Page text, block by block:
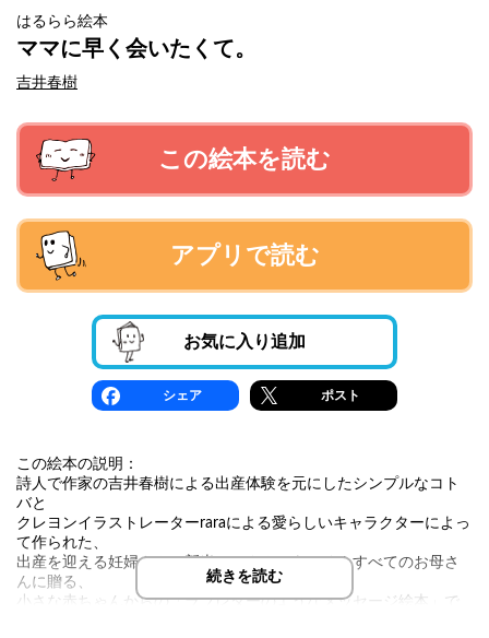
はるらら絵本
ママに早く会いたくて。
吉井春樹
この絵本を読む
アプリで読む
お気に入り追加
シェア ポスト
この絵本の説明：
詩人で作家の吉井春樹による出産体験を元にしたシンプルなコト
バと
クレヨンイラストレーターraraによる愛らしいキャラクターによっ
て作られた、
出産を迎える妊婦さん、新米ママさん、もちろんすべてのお母さ
んに贈る、
小さな赤ちゃんからの「ラブレターのようなメッセージ絵本」で
続きを読む